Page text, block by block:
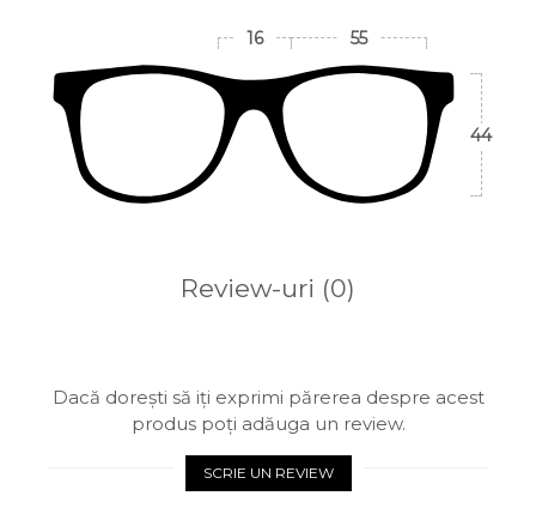
16 55
44
Review-uri (0)
Dacă dorești să iți exprimi părerea despre acest
produs poți adăuga un review.
SCRIE UN REVIEW